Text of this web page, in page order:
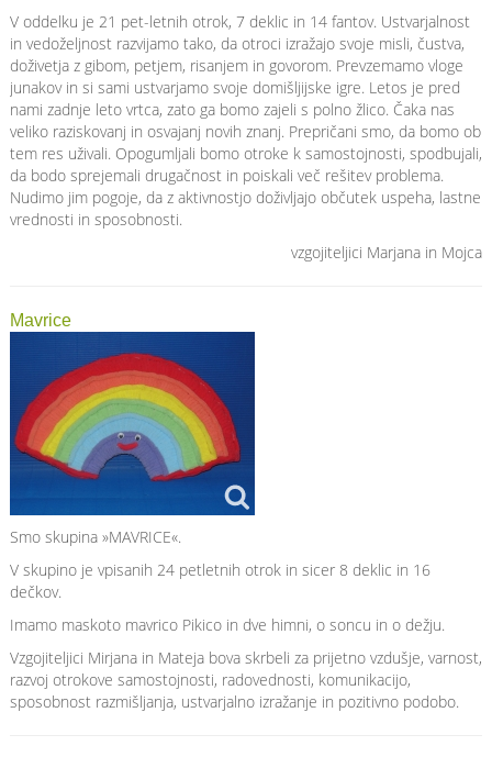
V oddelku je 21 pet-letnih otrok, 7 deklic in 14 fantov. Ustvarjalnost
in vedoželjnost razvijamo tako, da otroci izražajo svoje misli, čustva,
doživetja z gibom, petjem, risanjem in govorom. Prevzemamo vloge
junakov in si sami ustvarjamo svoje domišljijske igre. Letos je pred
nami zadnje leto vrtca, zato ga bomo zajeli s polno žlico. Čaka nas
veliko raziskovanj in osvajanj novih znanj. Prepričani smo, da bomo ob
tem res uživali. Opogumljali bomo otroke k samostojnosti, spodbujali,
da bodo sprejemali drugačnost in poiskali več rešitev problema.
Nudimo jim pogoje, da z aktivnostjo doživljajo občutek uspeha, lastne
vrednosti in sposobnosti.
vzgojiteljici Marjana in Mojca
Mavrice
Smo skupina »MAVRICE«.
V skupino je vpisanih 24 petletnih otrok in sicer 8 deklic in 16
dečkov.
Imamo maskoto mavrico Pikico in dve himni, o soncu in o dežju.
Vzgojiteljici Mirjana in Mateja bova skrbeli za prijetno vzdušje, varnost,
razvoj otrokove samostojnosti, radovednosti, komunikacijo,
sposobnost razmišljanja, ustvarjalno izražanje in pozitivno podobo.